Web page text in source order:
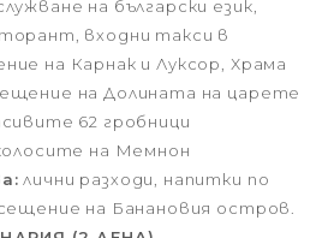
на български език,
входни такси в
на Карнак и Луксор, Храма
на Долината на царете
62 гробници
на Мемнон
лични разходи, напитки по
на Банановия остров.